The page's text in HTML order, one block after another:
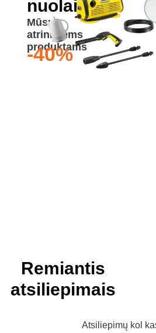
nuolaida
Mūsų
atrinktiems
produktams
-40%
Remiantis
atsiliepimais
Atsiliepimų kol